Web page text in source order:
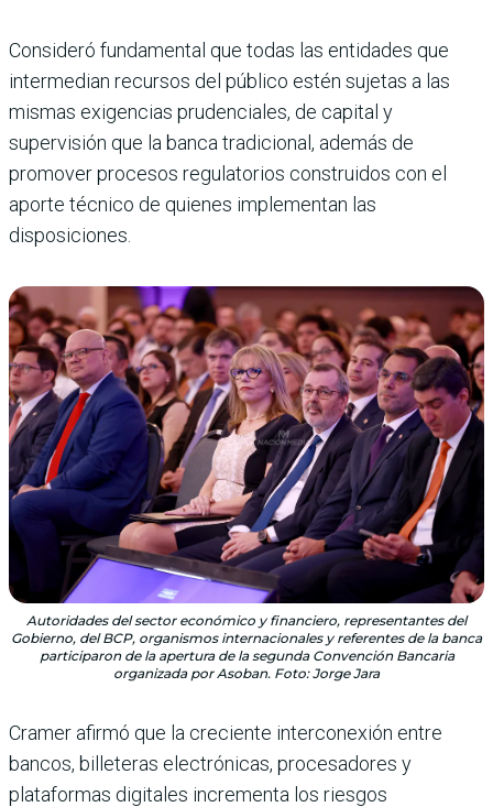
Consideró fundamental que todas las entidades que
intermedian recursos del público estén sujetas a las
mismas exigencias prudenciales, de capital y
supervisión que la banca tradicional, además de
promover procesos regulatorios construidos con el
aporte técnico de quienes implementan las
disposiciones.
Autoridades del sector económico y financiero, representantes del
Gobierno, del BCP, organismos internacionales y referentes de la banca
participaron de la apertura de la segunda Convención Bancaria
organizada por Asoban. Foto: Jorge Jara
Cramer afirmó que la creciente interconexión entre
bancos, billeteras electrónicas, procesadores y
plataformas digitales incrementa los riesgos